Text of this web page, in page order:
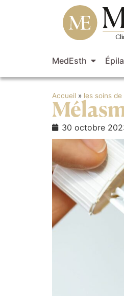
MedEsth
Accueil » les soins de
30 octobre